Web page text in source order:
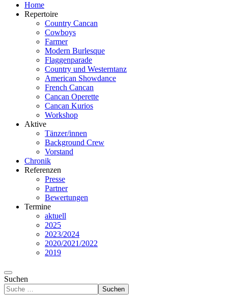
Home
Repertoire
Country Cancan
Cowboys
Farmer
Modern Burlesque
Flaggenparade
Country und Westerntanz
American Showdance
French Cancan
Cancan Operette
Cancan Kurios
Workshop
Aktive
Tänzer/innen
Background Crew
Vorstand
Chronik
Referenzen
Presse
Partner
Bewertungen
Termine
aktuell
2025
2023/2024
2020/2021/2022
2019
Suchen
Suchen